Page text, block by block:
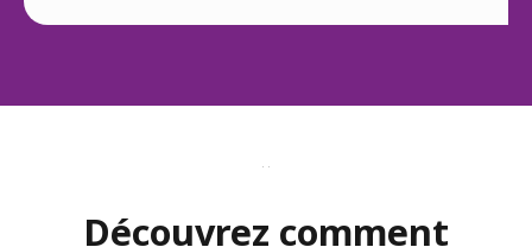
Découvrez comment